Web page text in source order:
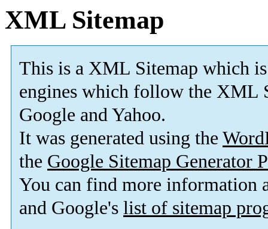
XML Sitemap
This is a XML Sitemap which is
engines which follow the XML
Google and Yahoo.
It was generated using the
the Google Sitemap Generator
You can find more information
and Google's list of sitemap